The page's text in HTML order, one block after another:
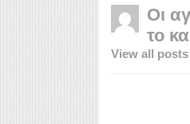
Οι
το
View all